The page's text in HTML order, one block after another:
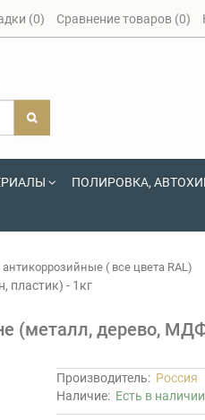
(0) Сравнение товаров (0)
ПОЛИРОВКА,
( все цвета RAL)
пластик) - 1кг
(металл, дерево,
Производитель: Россия
Наличие: Есть в наличии